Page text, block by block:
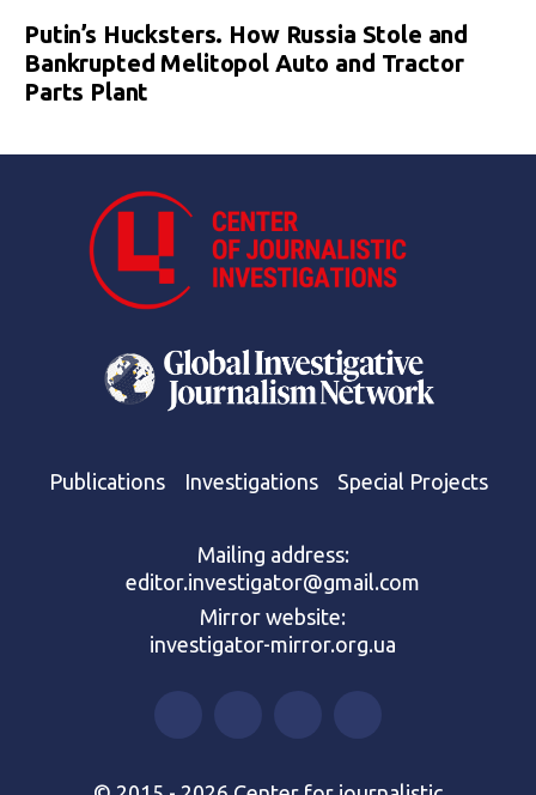
Putin’s Hucksters. How Russia Stole and
Bankrupted Melitopol Auto and Tractor
Parts Plant
Publications Investigations Special Projects
Mailing address:
editor.investigator@gmail.com
Mirror website:
investigator-mirror.org.ua